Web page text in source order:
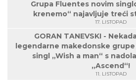
Grupa Fluentes novim
krenemo“ najavljuje treći
17. LISTOPAD
GORAN TANEVSKI -
legendarne makedonske grupe
singl „Wish a man“ s
„Ascend“!
11. LISTOPAD